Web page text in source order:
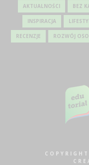
AKTUALNOŚCI BEZ
INSPIRACJA
RECENZJE ROZWÓJ